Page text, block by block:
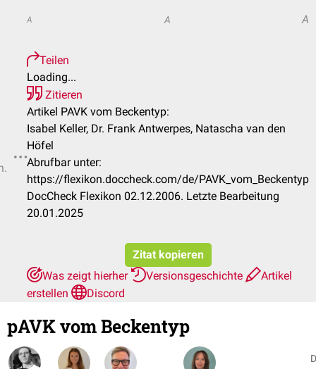
A A A
Teilen
Loading...
Zitieren
Artikel PAVK vom Beckentyp:
Isabel Keller, Dr. Frank Antwerpes, Natascha van den
Höfel
Abrufbar unter:
https://flexikon.doccheck.com/de/PAVK_vom_Beckentyp
DocCheck Flexikon 02.12.2006. Letzte Bearbeitung
20.01.2025
Zitat kopieren
Was zeigt hierher
Versionsgeschichte
Artikel
erstellen
Discord
pAVK vom Beckentyp